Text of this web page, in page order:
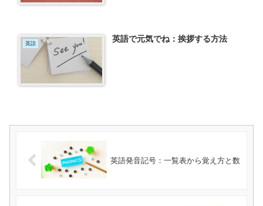
英語 英語で元気でね：挨拶する方法
英語発音記号：一覧表から覚え方と数